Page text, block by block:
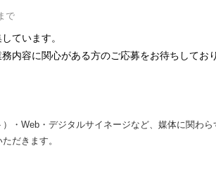
で
ています。
内容に関心がある方のご応募をお待ちしてお
・Web・デジタルサイネージなど、媒体に関わ
だきます。